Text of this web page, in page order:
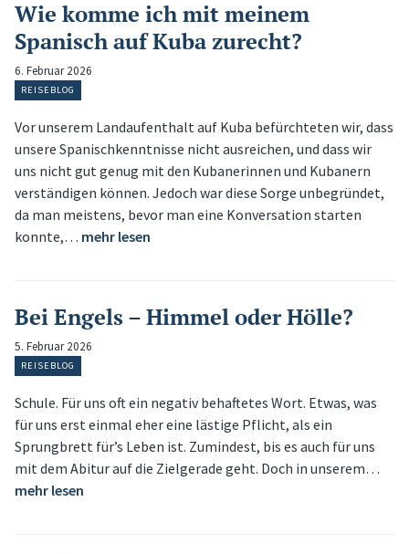
Wie komme ich mit meinem
Spanisch auf Kuba zurecht?
6. Februar 2026
REISEBLOG
Vor unserem Landaufenthalt auf Kuba befürchteten wir, dass
unsere Spanischkenntnisse nicht ausreichen, und dass wir
uns nicht gut genug mit den Kubanerinnen und Kubanern
verständigen können. Jedoch war diese Sorge unbegründet,
da man meistens, bevor man eine Konversation starten
konnte,… mehr lesen
Bei Engels – Himmel oder Hölle?
5. Februar 2026
REISEBLOG
Schule. Für uns oft ein negativ behaftetes Wort. Etwas, was
für uns erst einmal eher eine lästige Pflicht, als ein
Sprungbrett für’s Leben ist. Zumindest, bis es auch für uns
mit dem Abitur auf die Zielgerade geht. Doch in unserem…
mehr lesen